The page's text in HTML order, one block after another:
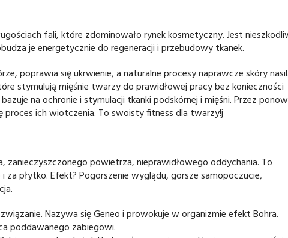
fali, które zdominowało rynek kosmetyczny. Jest
je energetycznie do regeneracji i przebudowy tkanek.
poprawia się ukrwienie, a naturalne procesy naprawcze skóry
stymulują mięśnie twarzy do prawidłowej pracy bez konieczności
na ochronie i stymulacji tkanki podskórnej i mięśni. Przez
ich wiotczenia. To swoisty fitness dla twarzy!j
zanieczyszczonego powietrza, nieprawidłowego oddychania. To
płytko. Efekt? Pogorszenie wyglądu, gorsze samopoczucie,
Nazywa się Geneo i prowokuje w organizmie efekt Bohra.
poddawanego zabiegowi.